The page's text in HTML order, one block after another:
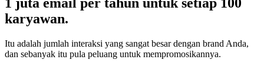
karyawan.
Itu adalah jumlah interaksi yang sangat besar dengan brand Anda,
dan sebanyak itu pula peluang untuk mempromosikannya.